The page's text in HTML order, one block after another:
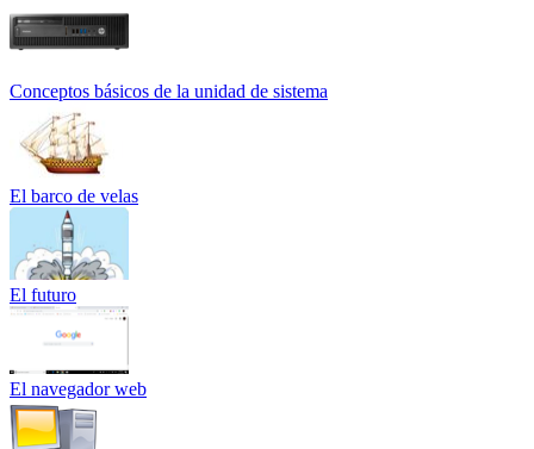
Conceptos básicos de la unidad de sistema
El barco de velas
El futuro
El navegador web